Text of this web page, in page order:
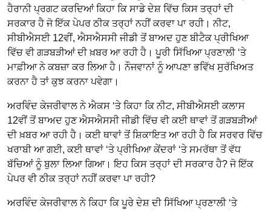
ਹੈਰਾਨੀ ਪ੍ਰਗਟ ਕਰਦਿਆਂ ਕਿਹਾ ਕਿ ਸਾਡੇ ਦੇਸ਼ ਵਿੱਚ ਕਿਸ ਤਰ੍ਹਾਂ ਦੀ
ਸਰਕਾਰ ਹੈ ਜੋ ਇੱਕ ਪੇਪਰ ਠੀਕ ਤਰ੍ਹਾਂ ਨਹੀਂ ਕਰਵਾ ਪਾ ਰਹੀ। ਨੀਟ,
ਸੀਬੀਐਸਈ 12ਵੀਂ, ਐਸਐਸਸੀ ਜੀਡੀ ਤੋਂ ਬਾਅਦ ਹੁਣ ਬੀਟੈਕ ਪ੍ਰੀਖਿਆ
ਵਿੱਚ ਵੀ ਗੜਬੜੀਆਂ ਦੀ ਖ਼ਬਰ ਆ ਰਹੀ ਹੈ। ਪੂਰੀ ਸਿੱਖਿਆ ਪ੍ਰਣਾਲੀ ‘ਤੇ
ਮਾਫ਼ੀਆ ਨੇ ਕਬਜ਼ਾ ਕਰ ਲਿਆ ਹੈ। ਨੌਜਵਾਨਾਂ ਨੂੰ ਆਪਣਾ ਭਵਿੱਖ ਸੁਰੱਖਿਅਤ
ਕਰਨਾ ਹੈ ਤਾਂ ਕੁਝ ਕਰਨਾ ਪਵੇਗਾ।
ਅਰਵਿੰਦ ਕੇਜਰੀਵਾਲ ਨੇ ਐਕਸ ‘ਤੇ ਕਿਹਾ ਕਿ ਨੀਟ, ਸੀਬੀਐਸਈ ਕਲਾਸ
12ਵੀਂ ਤੋਂ ਬਾਅਦ ਹੁਣ ਐਸਐਸਸੀ ਜੀਡੀ ਵਿੱਚ ਵੀ ਕਈ ਥਾਵਾਂ ਤੋਂ ਗੜਬੜੀਆਂ
ਦੀ ਖ਼ਬਰ ਆ ਰਹੀ ਹੈ। ਕਈ ਥਾਵਾਂ ਤੋਂ ਸ਼ਿਕਾਇਤ ਆ ਰਹੀ ਹੈ ਕਿ ਸਰਵਰ ਵਿੱਚ
ਖਰਾਬੀ ਆ ਗਈ, ਕਈ ਥਾਵਾਂ ‘ਤੇ ਪ੍ਰੀਖਿਆ ਕੇਂਦਰਾਂ ‘ਤੇ ਸਮਰੱਥਾ ਤੋਂ ਵੱਧ
ਬੱਚਿਆਂ ਨੂੰ ਬੁਲਾ ਲਿਆ ਗਿਆ। ਇਹ ਕਿਸ ਤਰ੍ਹਾਂ ਦੀ ਸਰਕਾਰ ਹੈ? ਜੋ ਇੱਕ
ਪੇਪਰ ਵੀ ਠੀਕ ਤਰ੍ਹਾਂ ਨਹੀਂ ਕਰਵਾ ਪਾ ਰਹੀ?
ਅਰਵਿੰਦ ਕੇਜਰੀਵਾਲ ਨੇ ਕਿਹਾ ਕਿ ਪੂਰੇ ਦੇਸ਼ ਦੀ ਸਿੱਖਿਆ ਪ੍ਰਣਾਲੀ ‘ਤੇ